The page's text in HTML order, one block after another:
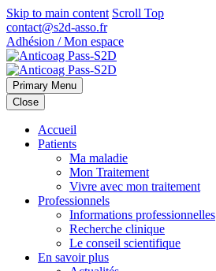
Skip to main content Scroll Top
contact@s2d-asso.fr
Adhésion / Mon espace
Primary Menu
Close
Accueil
Patients
Ma maladie
Mon Traitement
Vivre avec mon traitement
Professionnels
Informations professionnelles
Recherche clinique
Le conseil scientifique
En savoir plus